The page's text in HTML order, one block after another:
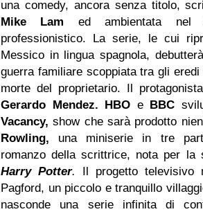
una comedy, ancora senza titolo,
Mike Lam ed ambientata nel
professionistico. La serie, le cui
Messico in lingua spagnola,
guerra familiare scoppiata tra gli
morte del proprietario. Il
Gerardo Mendez. HBO eBBC
Vacancy, show che sarà prodotto
Rowling, una miniserie in tre
romanzo della scrittrice, nota per la
Harry Potter.
Il progetto televisivo
Pagford, un piccolo e tranquillo
nasconde una serie infinita di